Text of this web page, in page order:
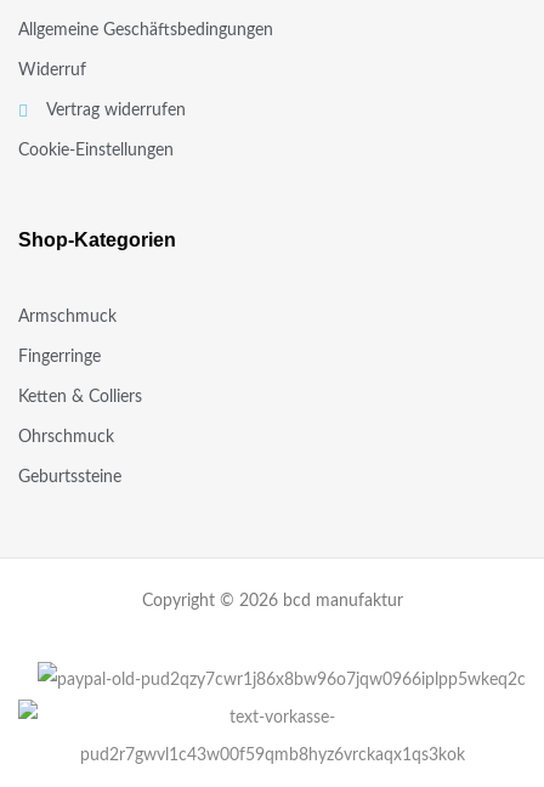
Allgemeine Geschäftsbedingungen
Widerruf
Vertrag widerrufen
Cookie-Einstellungen
Shop-Kategorien
Armschmuck
Fingerringe
Ketten & Colliers
Ohrschmuck
Geburtssteine
Copyright © 2026 bcd manufaktur